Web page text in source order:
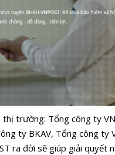
thị trường: Tổng công ty
ty BKAV, Tổng công ty
ra đời sẽ giúp giải quyết